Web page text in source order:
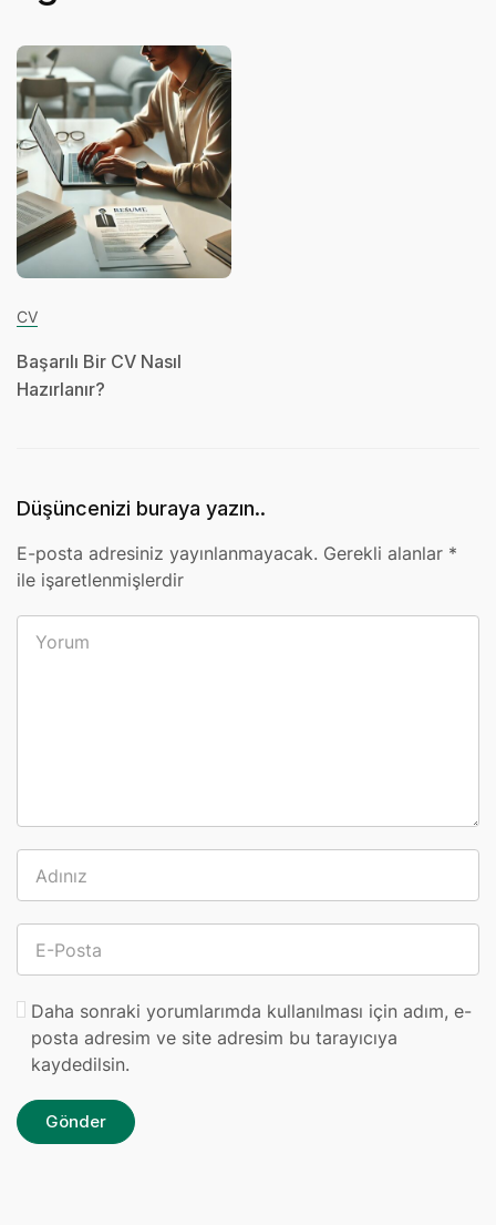
CV
Başarılı Bir CV Nasıl
Hazırlanır?
Düşüncenizi buraya yazın..
E-posta adresiniz yayınlanmayacak. Gerekli alanlar *
ile işaretlenmişlerdir
Daha sonraki yorumlarımda kullanılması için adım, e-
posta adresim ve site adresim bu tarayıcıya
kaydedilsin.